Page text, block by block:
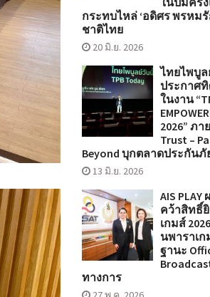
กระทบไหล่ ‘อดิศร พรหม
ชาติไทย
20 มิ.ย. 2026
ไทยไพบู
ประกาศทิ
ในงาน
2026” ภ
Trust –
Beyond บุกตลาดประกัน
13 มิ.ย. 2026
AIS
คว้าสิทธิ์ยิ
เกมส์
นพาราเก
ฐานะ
ทางการ